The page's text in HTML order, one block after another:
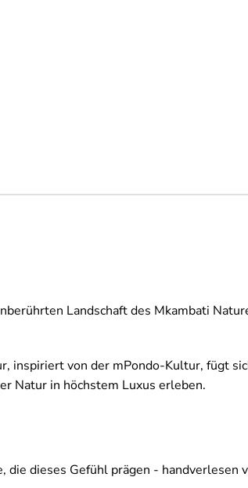
Landschaft des Mkambati
inspiriert von der mPondo-Kultur, fügt
Natur in höchstem Luxus erleben.
die dieses Gefühl prägen - handverlesen